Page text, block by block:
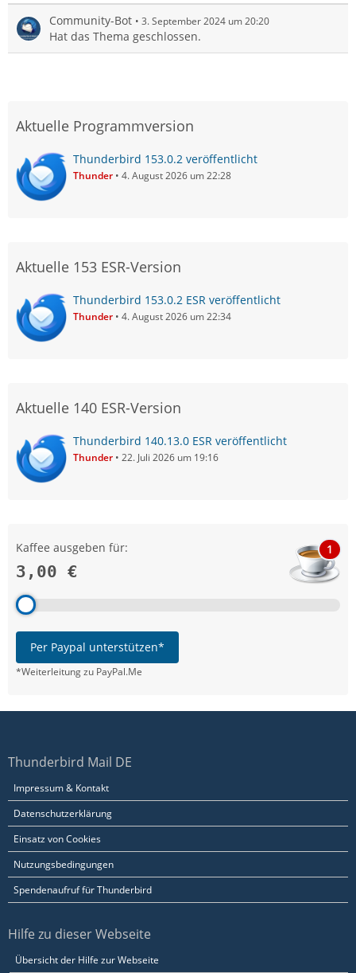
Community-Bot 3. September 2024 um 20:20
Hat das Thema geschlossen.
Aktuelle Programmversion
Thunderbird 153.0.2 veröffentlicht
Thunder 4. August 2026 um 22:28
Aktuelle 153 ESR-Version
Thunderbird 153.0.2 ESR veröffentlicht
Thunder 4. August 2026 um 22:34
Aktuelle 140 ESR-Version
Thunderbird 140.13.0 ESR veröffentlicht
Thunder 22. Juli 2026 um 19:16
Kaffee ausgeben für:
3,00 €
1
Per Paypal unterstützen*
*Weiterleitung zu PayPal.Me
Thunderbird Mail DE
Impressum & Kontakt
Datenschutzerklärung
Einsatz von Cookies
Nutzungsbedingungen
Spendenaufruf für Thunderbird
Hilfe zu dieser Webseite
Übersicht der Hilfe zur Webseite